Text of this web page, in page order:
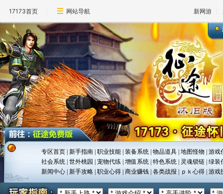
17173首页 网站导航 新网游
专区首页 |新手指南 |职业技能 |装备系统 |物品道具 |地图怪物 |游戏
社会系统 |世外桃园 |宠物代练 |增值系统 |特色系统 灵魂锁链 |绿装
新闻中心 |新手攻略 |职业心得 |商业赚钱 |各类战报 ｐｋ心得 |游戏